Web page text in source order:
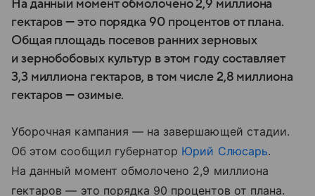
На данный момент обмолочено 2,9 миллиона
гектаров — это порядка 90 процентов от плана.
Общая площадь посевов ранних зерновых
и зернобобовых культур в этом году составляет
3,3 миллиона гектаров, в том числе 2,8 миллиона
гектаров — озимые.
Уборочная кампания — на завершающей стадии.
Об этом сообщил губернатор Юрий Слюсарь.
На данный момент обмолочено 2,9 миллиона
гектаров — это порядка 90 процентов от плана.